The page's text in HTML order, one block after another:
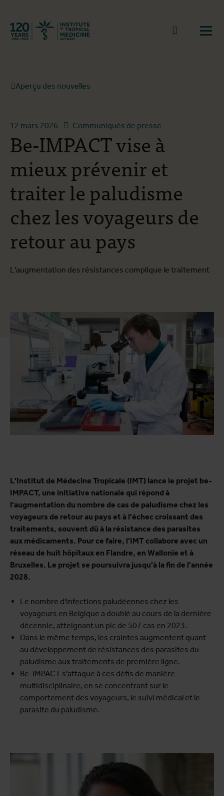
Retourner à la page d'accueil
go to
Aperçu des nouvelles
12 mars 2026 Communiqués de presse
Be-IMPACT vise à
mieux prévenir et
traiter le paludisme
chez les voyageurs de
retour au pays
L'augmentation des résistances complique le traitement
L'Institut de Médecine Tropicale (IMT) lance le projet be-
IMPACT, une initiative nationale qui répond à
l'augmentation du nombre de cas de paludisme chez les
voyageurs de retour au pays et à l'échec croissant des
traitements, souvent dû à la résistance des parasites
aux médicaments. Pour ce faire, l'IMT collabore avec un
réseau de huit hôpitaux en Flandre, en Wallonie et à
Bruxelles. Le projet se poursuivra jusqu'à la fin de l'année
2028.
Le nombre d'infections paludéennes chez les
voyageurs en Belgique a doublé au cours de la dernière
décennie, atteignant un pic de 507 cas en 2023.
Dans le même temps, les craintes augmentent quant
au développement de résistances des parasites du
paludisme aux traitements de première ligne.
Be-IMPACT s'attaque à ces défis de manière
multidisciplinaire, en se concentrant sur le
comportement des voyageurs, le suivi médical et le
parasite du paludisme.